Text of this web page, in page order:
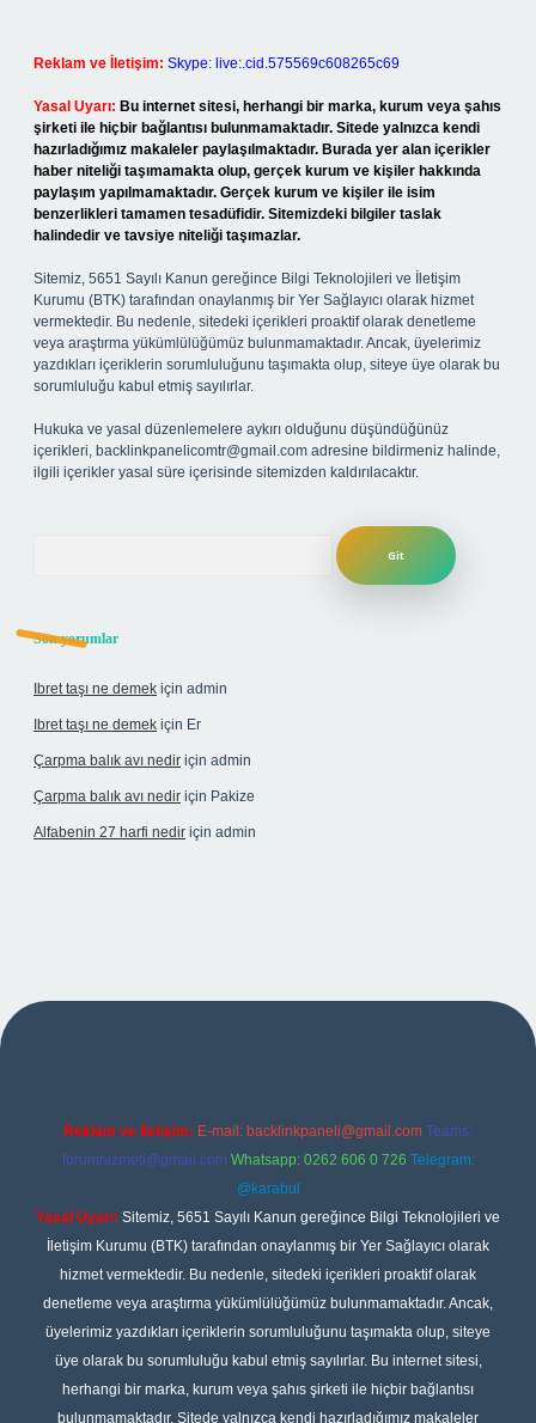
Reklam ve İletişim: Skype: live:.cid.575569c608265c69
Yasal Uyarı: Bu internet sitesi, herhangi bir marka, kurum veya şahıs
şirketi ile hiçbir bağlantısı bulunmamaktadır. Sitede yalnızca kendi
hazırladığımız makaleler paylaşılmaktadır. Burada yer alan içerikler
haber niteliği taşımamakta olup, gerçek kurum ve kişiler hakkında
paylaşım yapılmamaktadır. Gerçek kurum ve kişiler ile isim
benzerlikleri tamamen tesadüfidir. Sitemizdeki bilgiler taslak
halindedir ve tavsiye niteliği taşımazlar.
Sitemiz, 5651 Sayılı Kanun gereğince Bilgi Teknolojileri ve İletişim
Kurumu (BTK) tarafından onaylanmış bir Yer Sağlayıcı olarak hizmet
vermektedir. Bu nedenle, sitedeki içerikleri proaktif olarak denetleme
veya araştırma yükümlülüğümüz bulunmamaktadır. Ancak, üyelerimiz
yazdıkları içeriklerin sorumluluğunu taşımakta olup, siteye üye olarak bu
sorumluluğu kabul etmiş sayılırlar.
Hukuka ve yasal düzenlemelere aykırı olduğunu düşündüğünüz
içerikleri, backlinkpanelicomtr@gmail.com adresine bildirmeniz halinde,
ilgili içerikler yasal süre içerisinde sitemizden kaldırılacaktır.
Son yorumlar
Ibret taşı ne demek için admin
Ibret taşı ne demek için Er
Çarpma balık avı nedir için admin
Çarpma balık avı nedir için Pakize
Alfabenin 27 harfi nedir için admin
Reklam ve İletişim: E-mail: backlinkpaneli@gmail.com Teams:
forumhizmeti@gmail.com Whatsapp: 0262 606 0 726 Telegram:
@karabul
Yasal Uyarı: Sitemiz, 5651 Sayılı Kanun gereğince Bilgi Teknolojileri ve
İletişim Kurumu (BTK) tarafından onaylanmış bir Yer Sağlayıcı olarak
hizmet vermektedir. Bu nedenle, sitedeki içerikleri proaktif olarak
denetleme veya araştırma yükümlülüğümüz bulunmamaktadır. Ancak,
üyelerimiz yazdıkları içeriklerin sorumluluğunu taşımakta olup, siteye
üye olarak bu sorumluluğu kabul etmiş sayılırlar. Bu internet sitesi,
herhangi bir marka, kurum veya şahıs şirketi ile hiçbir bağlantısı
bulunmamaktadır. Sitede yalnızca kendi hazırladığımız makaleler